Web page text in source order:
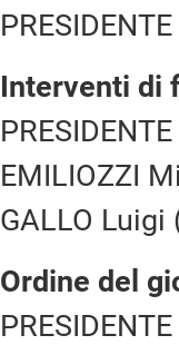
Interventi di
EMILIOZZI
GALLO
Ordine del